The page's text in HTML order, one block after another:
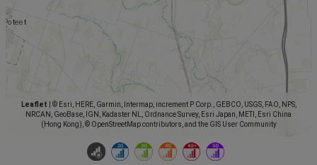
Leaflet
© Esri, HERE, Garmin, Intermap, increment P Corp., GEBCO, USGS, FAO, NPS,
NRCAN, GeoBase, IGN, Kadaster NL, Ordnance Survey, Esri Japan, METI, Esri China
(Hong Kong), © OpenStreetMap contributors, and the GIS User Community